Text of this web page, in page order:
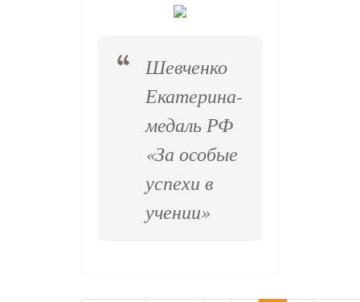
Шевченко
Екатерина-
медаль РФ
«За особые
успехи в
учении»